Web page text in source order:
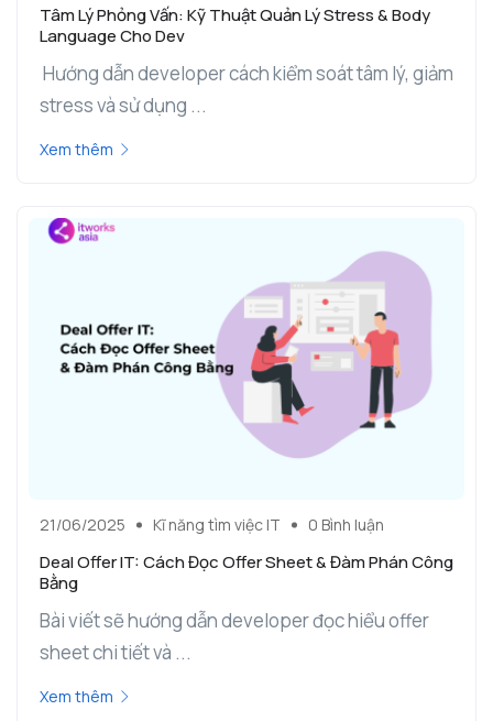
Tâm Lý Phỏng Vấn: Kỹ Thuật Quản Lý Stress & Body
Language Cho Dev
Hướng dẫn developer cách kiểm soát tâm lý, giảm
stress và sử dụng ...
Xem thêm
21/06/2025 Kĩ năng tìm việc IT 0 Bình luận
Deal Offer IT: Cách Đọc Offer Sheet & Đàm Phán Công
Bằng
Bài viết sẽ hướng dẫn developer đọc hiểu offer
sheet chi tiết và ...
Xem thêm